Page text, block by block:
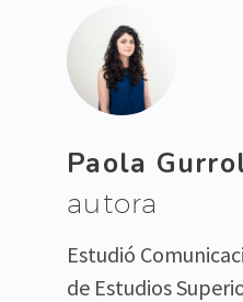
Paola
autora
Estudió
de Estudios